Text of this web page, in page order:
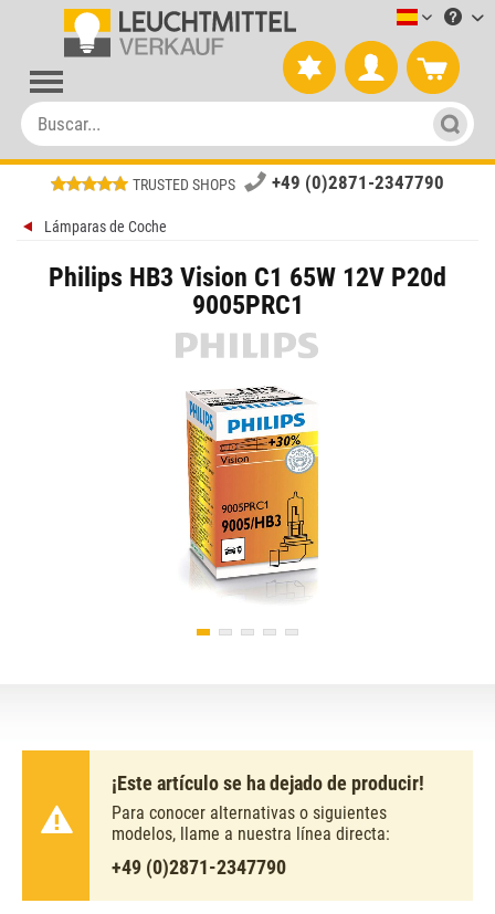
TRUSTED SHOPS +49 (0)2871-2347790
Lámparas de Coche
Philips HB3 Vision C1 65W 12V P20d
9005PRC1
¡Este artículo se ha dejado de producir!
Para conocer alternativas o siguientes
modelos, llame a nuestra línea directa:
+49 (0)2871-2347790